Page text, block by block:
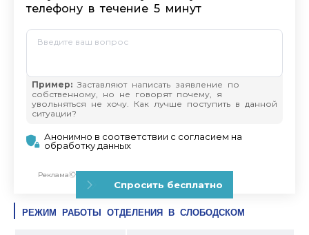
РЕЖИМ РАБОТЫ ОТДЕЛЕНИЯ В СЛОБОДСКОМ